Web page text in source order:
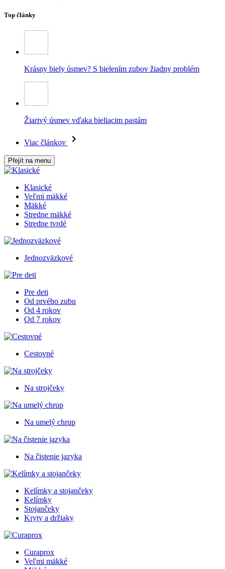
Top články
Krásny biely úsmev? S bielením zubov žiadny problém
Žiarivý úsmev vďaka bieliacim pastám
Viac článkov
Přejít na menu
Klasické
Veľmi mäkké
Mäkké
Stredne mäkké
Stredne tvrdé
Jednozväzkové
Pre deti
Od prvého zubu
Od 4 rokov
Od 7 rokov
Cestovné
Na strojčeky
Na umelý chrup
Na čistenie jazyka
Kelímky a stojančeky
Kelímky
Stojančeky
Kryty a držiaky
Curaprox
Veľmi mäkké